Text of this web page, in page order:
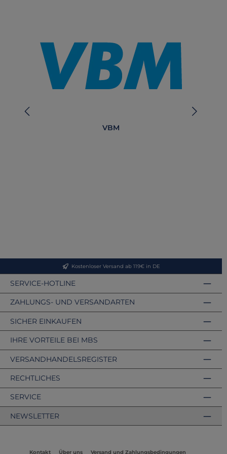
VBM
Kostenloser Versand ab 119€ in DE
SERVICE-HOTLINE
ZAHLUNGS- UND VERSANDARTEN
VERSANDHANDELSREGISTER
SICHER EINKAUFEN
IHRE VORTEILE BEI MBS
RECHTLICHES
SERVICE
NEWSLETTER
Kontakt Über uns Versand und Zahlungsbedingungen